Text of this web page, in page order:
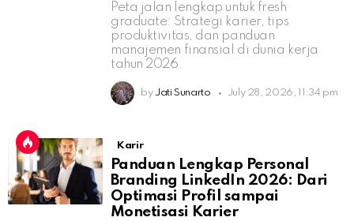
Peta jalan lengkap untuk fresh
graduate: Strategi karier, tips
produktivitas, dan panduan
manajemen finansial di dunia kerja
tahun 2026.
by Jati Sunarto July 28, 2026, 11:34 pm
Karir
Panduan Lengkap Personal
Branding LinkedIn 2026: Dari
Optimasi Profil sampai
Monetisasi Karier